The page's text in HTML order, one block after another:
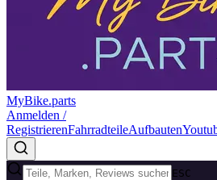
MyBike.parts
Anmelden /
RegistrierenFahrradteileAufbauten
ESC